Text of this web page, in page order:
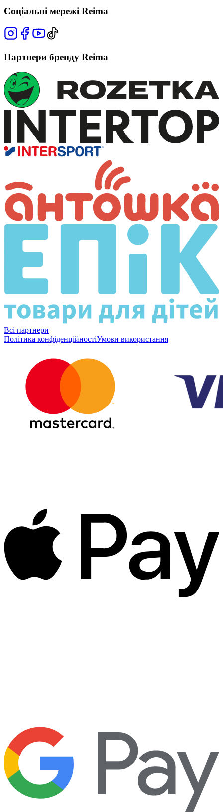
Соціальні мережі Reima
Партнери бренду Reima
Всі партнери
Політика конфіденційностіУмови використання